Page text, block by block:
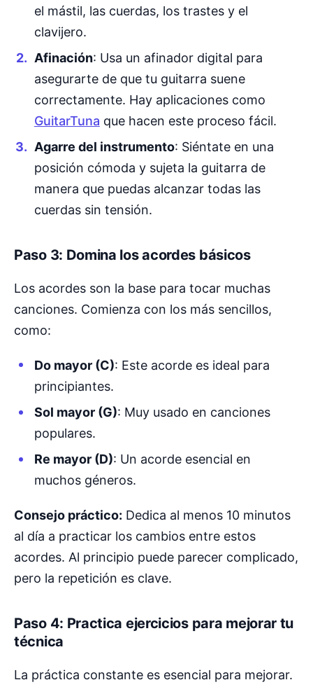
el mástil, las cuerdas, los trastes y el
clavijero.
Afinación: Usa un afinador digital para
asegurarte de que tu guitarra suene
correctamente. Hay aplicaciones como
GuitarTuna que hacen este proceso fácil.
Agarre del instrumento: Siéntate en una
posición cómoda y sujeta la guitarra de
manera que puedas alcanzar todas las
cuerdas sin tensión.
Paso 3: Domina los acordes básicos
Los acordes son la base para tocar muchas
canciones. Comienza con los más sencillos,
como:
Do mayor (C): Este acorde es ideal para
principiantes.
Sol mayor (G): Muy usado en canciones
populares.
Re mayor (D): Un acorde esencial en
muchos géneros.
Consejo práctico: Dedica al menos 10 minutos
al día a practicar los cambios entre estos
acordes. Al principio puede parecer complicado,
pero la repetición es clave.
Paso 4: Practica ejercicios para mejorar tu
técnica
La práctica constante es esencial para mejorar.